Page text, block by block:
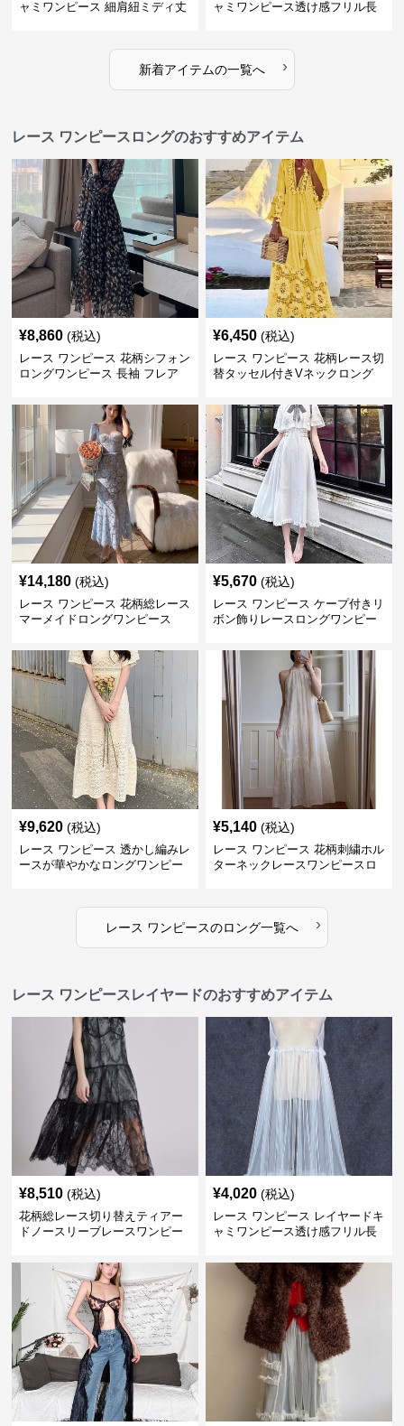
ャミワンピース 細肩紐ミディ丈
ャミワンピース透け感フリル長
新着アイテムの一覧へ ›
レース ワンピースロングのおすすめアイテム
¥8,860 (税込)
レース ワンピース 花柄シフォン
ロングワンピース 長袖 フレア
¥6,450 (税込)
レース ワンピース 花柄レース切
替タッセル付きVネックロング
¥14,180 (税込)
レース ワンピース 花柄総レース
マーメイドロングワンピース
¥5,670 (税込)
レース ワンピース ケープ付きリ
ボン飾りレースロングワンピー
¥9,620 (税込)
レース ワンピース 透かし編みレ
ースが華やかなロングワンピー
¥5,140 (税込)
レース ワンピース 花柄刺繍ホル
ターネックレースワンピースロ
レース ワンピースのロング一覧へ ›
レース ワンピースレイヤードのおすすめアイテム
¥8,510 (税込)
花柄総レース切り替えティアー
ドノースリーブレースワンピー
¥4,020 (税込)
レース ワンピース レイヤードキ
ャミワンピース透け感フリル長